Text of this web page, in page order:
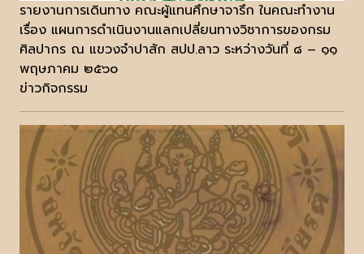
รายงานการเดินทาง คณะผู้แทนศึกษาจารึก ในคณะทำงาน
เรื่อง แผนการดำเนินงานแลกเปลี่ยนทางวิชาการของกรม
ศิลปากร ณ แขวงจำปาสัก สปป.ลาว ระหว่างวันที่ ๘ – ๑๑
พฤษภาคม ๒๕๖๐
ข่าวกิจกรรม